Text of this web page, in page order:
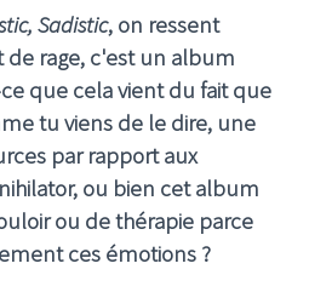
Sadistic, on ressent
rage, c'est un album
que cela vient du fait que
tu viens de le dire, une
par rapport aux
ou bien cet album
ou de thérapie parce
ces émotions ?